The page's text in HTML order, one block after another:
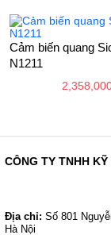
Cảm biến quang
N1211
CÔNG TY TNHH
Địa chỉ: Số 801
Hà Nội